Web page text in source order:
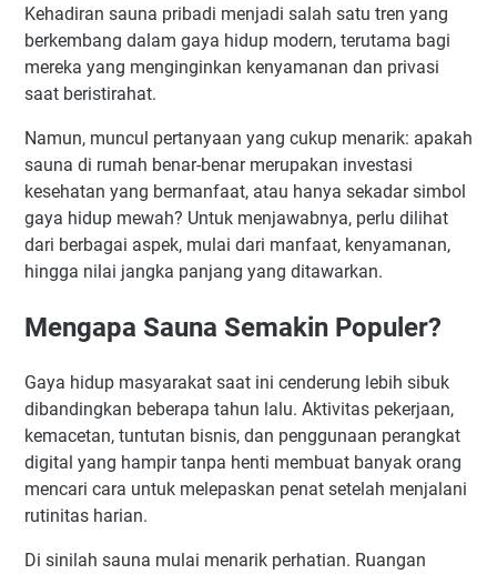
Kehadiran sauna pribadi menjadi salah satu tren yang
berkembang dalam gaya hidup modern, terutama bagi
mereka yang menginginkan kenyamanan dan privasi
saat beristirahat.
Namun, muncul pertanyaan yang cukup menarik: apakah
sauna di rumah benar-benar merupakan investasi
kesehatan yang bermanfaat, atau hanya sekadar simbol
gaya hidup mewah? Untuk menjawabnya, perlu dilihat
dari berbagai aspek, mulai dari manfaat, kenyamanan,
hingga nilai jangka panjang yang ditawarkan.
Mengapa Sauna Semakin Populer?
Gaya hidup masyarakat saat ini cenderung lebih sibuk
dibandingkan beberapa tahun lalu. Aktivitas pekerjaan,
kemacetan, tuntutan bisnis, dan penggunaan perangkat
digital yang hampir tanpa henti membuat banyak orang
mencari cara untuk melepaskan penat setelah menjalani
rutinitas harian.
Di sinilah sauna mulai menarik perhatian. Ruangan